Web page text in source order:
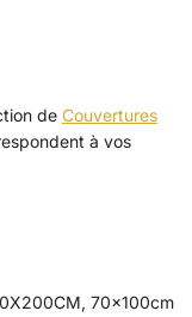
de Couvertures
à vos
70x100cm